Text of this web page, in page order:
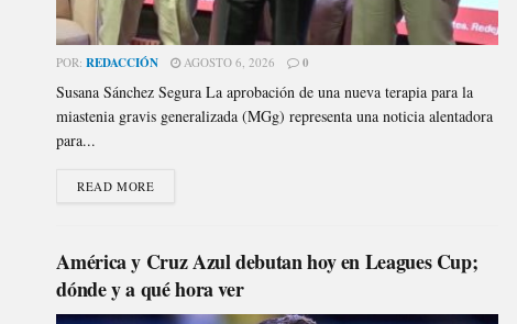
POR: REDACCIÓN AGOSTO 6, 2026 0
Susana Sánchez Segura La aprobación de una nueva terapia para la
miastenia gravis generalizada (MGg) representa una noticia alentadora
para...
READ MORE
América y Cruz Azul debutan hoy en Leagues Cup;
dónde y a qué hora ver